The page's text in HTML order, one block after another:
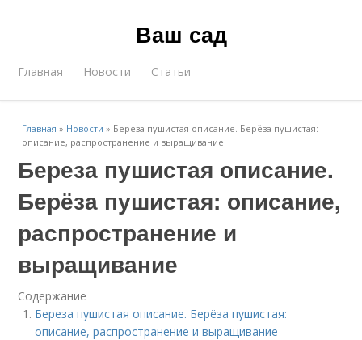
Ваш сад
Главная Новости Статьи
Главная » Новости » Береза пушистая описание. Берёза пушистая:
описание, распространение и выращивание
Береза пушистая описание.
Берёза пушистая: описание,
распространение и
выращивание
Содержание
Береза пушистая описание. Берёза пушистая:
описание, распространение и выращивание